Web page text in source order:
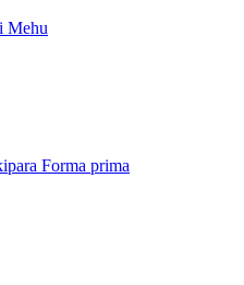
Mehu
Forma prima